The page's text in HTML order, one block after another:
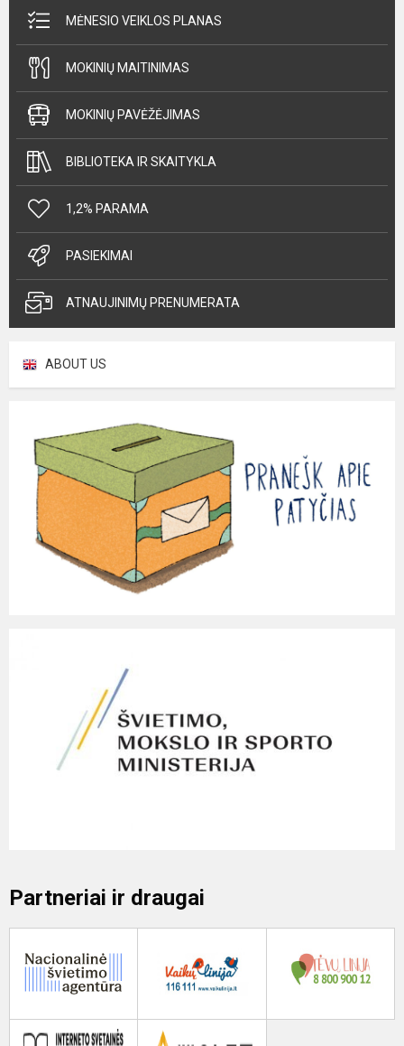
MĖNESIO VEIKLOS PLANAS
MOKINIŲ MAITINIMAS
MOKINIŲ PAVĖŽĖJIMAS
BIBLIOTEKA IR SKAITYKLA
1,2% PARAMA
PASIEKIMAI
ATNAUJINIMŲ PRENUMERATA
ABOUT US
Partneriai ir draugai